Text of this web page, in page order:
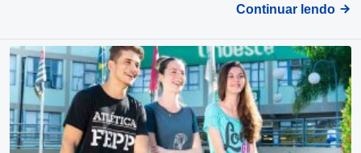
Continuar lendo